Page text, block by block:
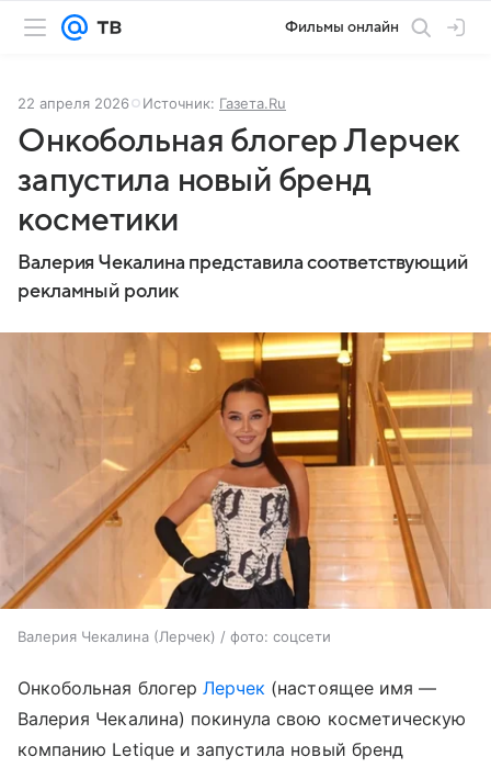
Фильмы онлайн
22 апреля 2026 Источник: Газета.Ru
Онкобольная блогер Лерчек
запустила новый бренд
косметики
Валерия Чекалина представила соответствующий
рекламный ролик
Валерия Чекалина (Лерчек) / фото: соцсети
Онкобольная блогер Лерчек (настоящее имя —
Валерия Чекалина) покинула свою косметическую
компанию Letique и запустила новый бренд